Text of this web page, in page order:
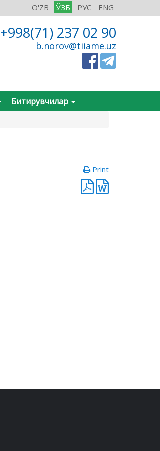
O'ZB ЎЗБ РУС ENG
+998(71) 237 02 90
b.norov@tiiame.uz
Битирувчилар
Print